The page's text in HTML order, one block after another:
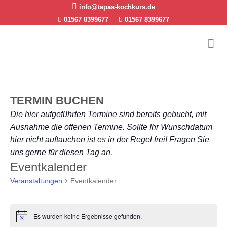
info@tapas-kochkurs.de
01567 8399677
01567 8399677
TERMIN BUCHEN
Die hier aufgeführten Termine sind bereits gebucht, mit
Ausnahme die offenen Termine. Sollte Ihr Wunschdatum
hier nicht auftauchen ist es in der Regel frei! Fragen Sie
uns gerne für diesen Tag an.
Eventkalender
Veranstaltungen Eventkalender
HinweisEs wurden keine Ergebnisse gefunden.